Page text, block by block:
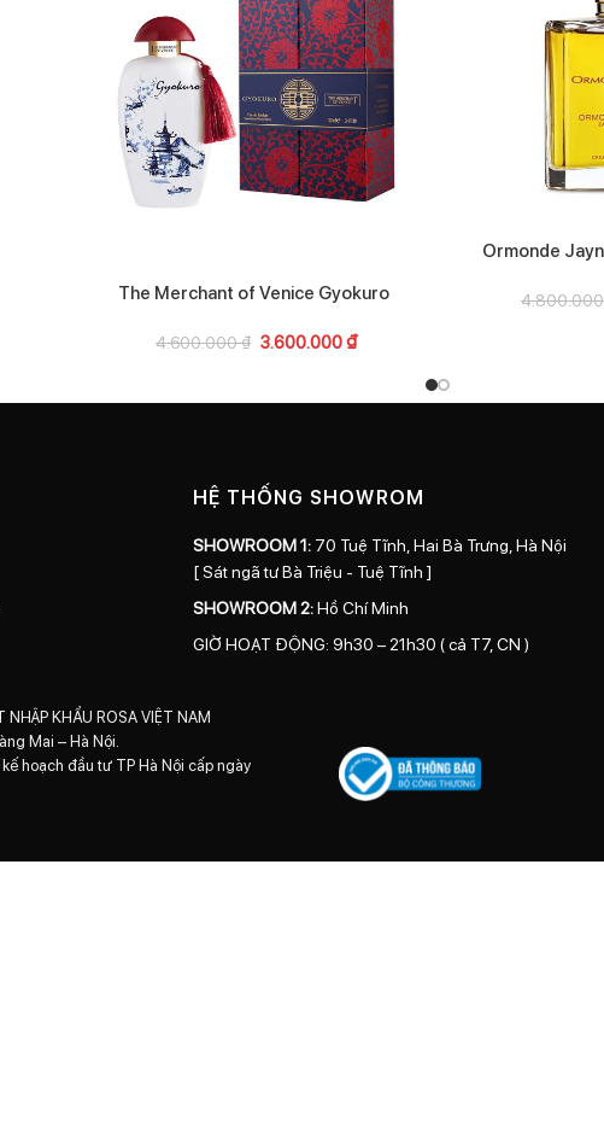
The Merchant of Venice Gyokuro
4.600.000₫ 3.600.000₫
Ormonde
HỆ THỐNG SHOWROM
SHOWROOM 1: 70 Tuệ Tĩnh, Hai Bà Trưng, Hà Nội
[ Sát ngã tư Bà Triệu - Tuệ Tĩnh ]
SHOWROOM 2:Hồ Chí Minh
GIỜ HOẠT ĐỘNG: 9h30 – 21h30 ( cả T7, CN )
KHẨU ROSA VIỆT NAM
Mai – Hà Nội.
hoạch đầu tư TP Hà Nội cấp ngày